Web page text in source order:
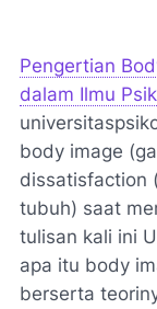
Pengertian
dalam Ilmu
body image
dissatisfaction
tubuh) saat
tulisan kali ini
apa itu body
berserta